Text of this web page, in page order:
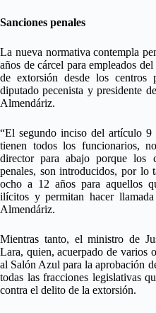
Sanciones penales
La nueva normativa contempla
años de cárcel para empleados
de extorsión desde los
diputado pecenista y presidente
Almendáriz.
“El segundo inciso del artículo
tienen todos los funcionarios,
director para abajo porque los
penales, son introducidos, por lo
ocho a 12 años para aquellos
ilícitos y permitan hacer llamada
Almendáriz.
Mientras tanto, el ministro de
Lara, quien, acuerpado de varios
al Salón Azul para la aprobación
todas las fracciones legislativas
contra el delito de la extorsión.